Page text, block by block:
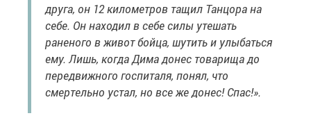
друга, он 12 километров тащил Танцора на
себе. Он находил в себе силы утешать
раненого в живот бойца, шутить и улыбаться
ему. Лишь, когда Дима донес товарища до
передвижного госпиталя, понял, что
смертельно устал, но все же донес! Спас!».